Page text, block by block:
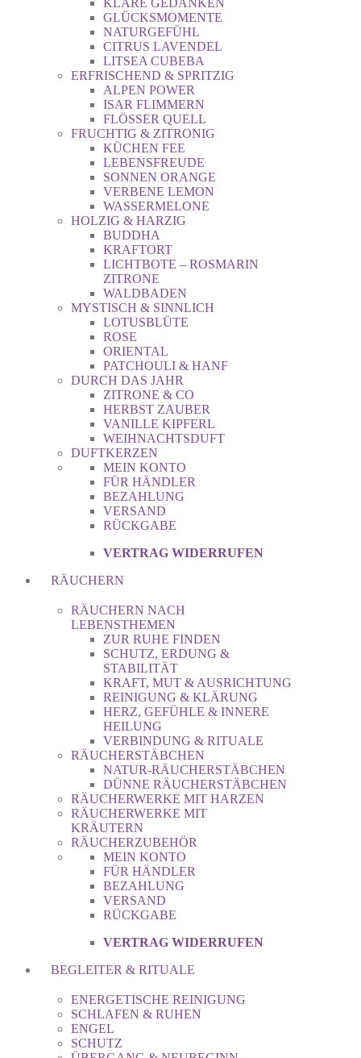
KLARE GEDANKEN
GLÜCKSMOMENTE
NATURGEFÜHL
CITRUS LAVENDEL
LITSEA CUBEBA
ERFRISCHEND & SPRITZIG
ALPEN POWER
ISAR FLIMMERN
FLÖSSER QUELL
FRUCHTIG & ZITRONIG
KÜCHEN FEE
LEBENSFREUDE
SONNEN ORANGE
VERBENE LEMON
WASSERMELONE
HOLZIG & HARZIG
BUDDHA
KRAFTORT
LICHTBOTE – ROSMARIN
ZITRONE
WALDBADEN
MYSTISCH & SINNLICH
LOTUSBLÜTE
ROSE
ORIENTAL
PATCHOULI & HANF
DURCH DAS JAHR
ZITRONE & CO
HERBST ZAUBER
VANILLE KIPFERL
WEIHNACHTSDUFT
DUFTKERZEN
MEIN KONTO
FÜR HÄNDLER
BEZAHLUNG
VERSAND
RÜCKGABE
VERTRAG WIDERRUFEN
RÄUCHERN
RÄUCHERN NACH
LEBENSTHEMEN
ZUR RUHE FINDEN
SCHUTZ, ERDUNG &
STABILITÄT
KRAFT, MUT & AUSRICHTUNG
REINIGUNG & KLÄRUNG
HERZ, GEFÜHLE & INNERE
HEILUNG
VERBINDUNG & RITUALE
RÄUCHERSTÄBCHEN
NATUR-RÄUCHERSTÄBCHEN
DÜNNE RÄUCHERSTÄBCHEN
RÄUCHERWERKE MIT HARZEN
RÄUCHERWERKE MIT
KRÄUTERN
RÄUCHERZUBEHÖR
MEIN KONTO
FÜR HÄNDLER
BEZAHLUNG
VERSAND
RÜCKGABE
VERTRAG WIDERRUFEN
BEGLEITER & RITUALE
ENERGETISCHE REINIGUNG
SCHLAFEN & RUHEN
ENGEL
SCHUTZ